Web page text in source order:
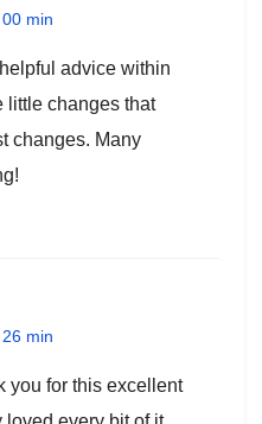
min
advice within
little changes that
changes. Many
min
you for this excellent